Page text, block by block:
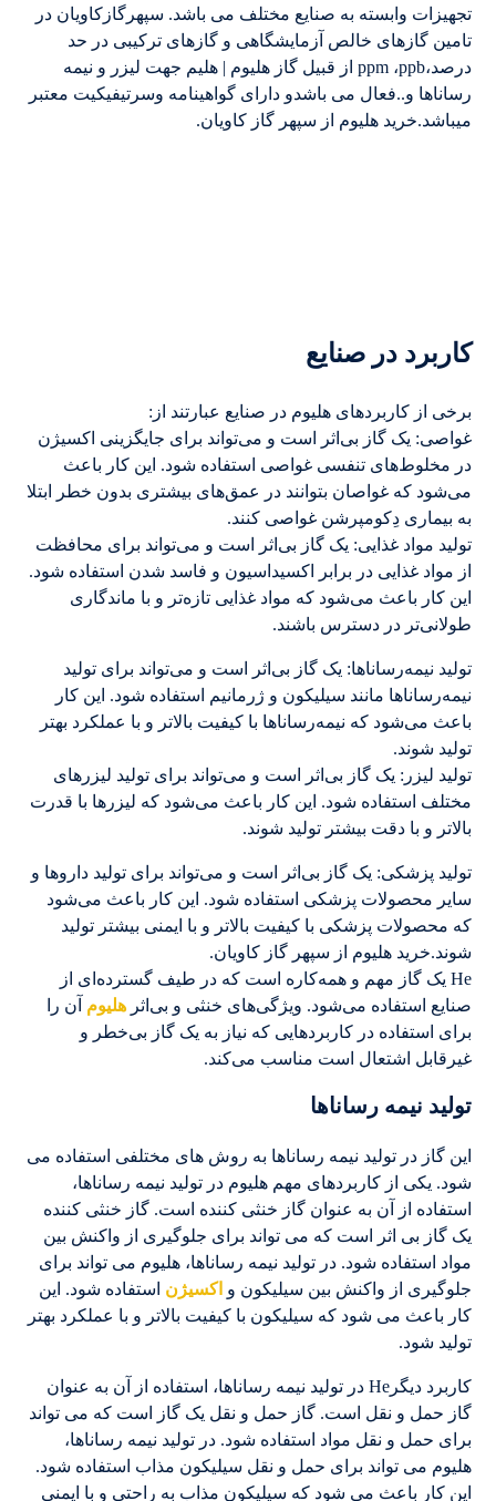
تجهیزات وابسته به صنایع مختلف می باشد. سپهرگازکاویان در
تامین گازهای خالص آزمایشگاهی و گازهای ترکیبی در حد
درصد،ppm ،ppb از قبیل گاز هلیوم | هلیم جهت لیزر و نیمه
رساناها و..فعال می باشدو دارای گواهینامه وسرتیفیکیت معتبر
میباشد.خرید هلیوم از سپهر گاز کاویان.
کاربرد در صنایع
برخی از کاربردهای هلیوم در صنایع عبارتند از:
غواصی: یک گاز بی‌اثر است و می‌تواند برای جایگزینی اکسیژن
در مخلوط‌های تنفسی غواصی استفاده شود. این کار باعث
می‌شود که غواصان بتوانند در عمق‌های بیشتری بدون خطر ابتلا
به بیماری دِکومپرشن غواصی کنند.
تولید مواد غذایی: یک گاز بی‌اثر است و می‌تواند برای محافظت
از مواد غذایی در برابر اکسیداسیون و فاسد شدن استفاده شود.
این کار باعث می‌شود که مواد غذایی تازه‌تر و با ماندگاری
طولانی‌تر در دسترس باشند.
تولید نیمه‌رساناها: یک گاز بی‌اثر است و می‌تواند برای تولید
نیمه‌رساناها مانند سیلیکون و ژرمانیم استفاده شود. این کار
باعث می‌شود که نیمه‌رساناها با کیفیت بالاتر و با عملکرد بهتر
تولید شوند.
تولید لیزر: یک گاز بی‌اثر است و می‌تواند برای تولید لیزرهای
مختلف استفاده شود. این کار باعث می‌شود که لیزرها با قدرت
بالاتر و با دقت بیشتر تولید شوند.
تولید پزشکی: یک گاز بی‌اثر است و می‌تواند برای تولید داروها و
سایر محصولات پزشکی استفاده شود. این کار باعث می‌شود
که محصولات پزشکی با کیفیت بالاتر و با ایمنی بیشتر تولید
شوند.خرید هلیوم از سپهر گاز کاویان.
He یک گاز مهم و همه‌کاره است که در طیف گسترده‌ای از
صنایع استفاده می‌شود. ویژگی‌های خنثی و بی‌اثر هلیوم آن را
برای استفاده در کاربردهایی که نیاز به یک گاز بی‌خطر و
غیرقابل اشتعال است مناسب می‌کند.
تولید نیمه رساناها
این گاز در تولید نیمه رساناها به روش های مختلفی استفاده می
شود. یکی از کاربردهای مهم هلیوم در تولید نیمه رساناها،
استفاده از آن به عنوان گاز خنثی کننده است. گاز خنثی کننده
یک گاز بی اثر است که می تواند برای جلوگیری از واکنش بین
مواد استفاده شود. در تولید نیمه رساناها، هلیوم می تواند برای
جلوگیری از واکنش بین سیلیکون و اکسیژن استفاده شود. این
کار باعث می شود که سیلیکون با کیفیت بالاتر و با عملکرد بهتر
تولید شود.
کاربرد دیگرHe در تولید نیمه رساناها، استفاده از آن به عنوان
گاز حمل و نقل است. گاز حمل و نقل یک گاز است که می تواند
برای حمل و نقل مواد استفاده شود. در تولید نیمه رساناها،
هلیوم می تواند برای حمل و نقل سیلیکون مذاب استفاده شود.
این کار باعث می شود که سیلیکون مذاب به راحتی و با ایمنی